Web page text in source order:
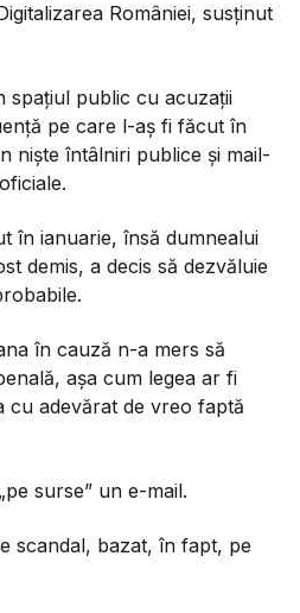
României, susținut
spațiul public cu acuzații
pe care l-aș fi făcut în
niște întâlniri publice și mail-
în ianuarie, însă dumnealui
demis, a decis să dezvăluie
în cauză n-a mers să
așa cum legea ar fi
cu adevărat de vreo faptă
surse” un e-mail.
scandal, bazat, în fapt, pe